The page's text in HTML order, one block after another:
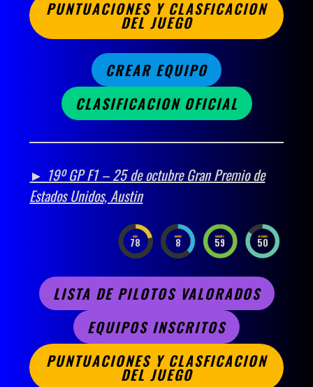
PUNTUACIONES Y CLASFICACION
DEL JUEGO
CREAR EQUIPO
CLASIFICACION OFICIAL
► 19º GP F1 – 25 de octubre Gran Premio de
Estados Unidos, Austin
DAYS
78 HOURS
8 MINUTES
59 SECONDS
49
LISTA DE PILOTOS VALORADOS
EQUIPOS INSCRITOS
PUNTUACIONES Y CLASFICACION
DEL JUEGO